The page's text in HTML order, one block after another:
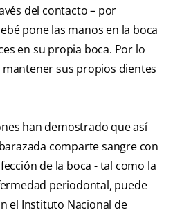
del contacto – por
pone las manos en la boca
en su propia boca. Por lo
sus propios dientes
han demostrado que así
comparte sangre con
de la boca - tal como la
periodontal, puede
el Instituto Nacional de